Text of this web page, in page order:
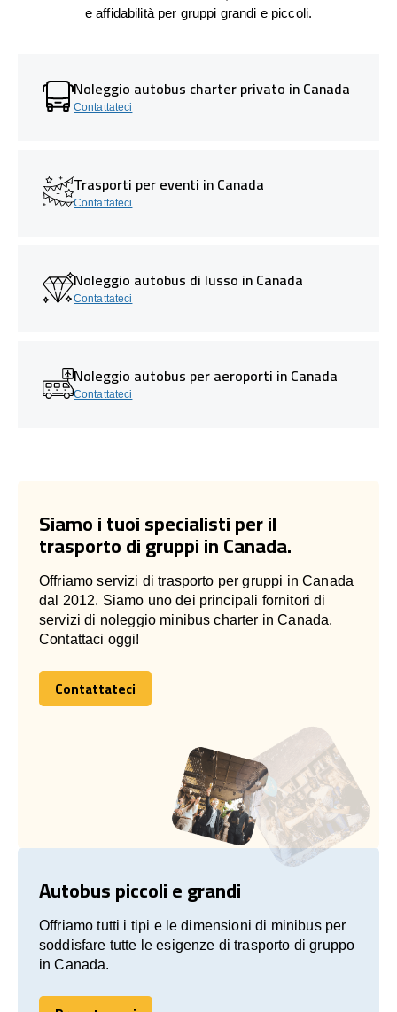
e affidabilità per gruppi grandi e piccoli.
Noleggio autobus charter privato in Canada
Contattateci
Trasporti per eventi in Canada
Contattateci
Noleggio autobus di lusso in Canada
Contattateci
Noleggio autobus per aeroporti in Canada
Contattateci
Siamo i tuoi specialisti per il
trasporto di gruppi in Canada.
Offriamo servizi di trasporto per gruppi in Canada
dal 2012. Siamo uno dei principali fornitori di
servizi di noleggio minibus charter in Canada.
Contattaci oggi!
Contattateci
Contattateci
Autobus piccoli e grandi
Offriamo tutti i tipi e le dimensioni di minibus per
soddisfare tutte le esigenze di trasporto di gruppo
in Canada.